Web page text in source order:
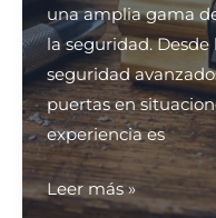
una amplia gama
la seguridad.
seguridad
puertas en
experiencia es
Mejores
Leer más »